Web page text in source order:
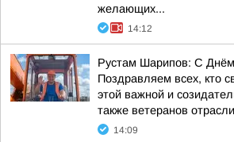
желающих...
14:12
Рустам Шарипов: С Днём
Поздравляем всех, кто
этой важной и
также ветеранов отрасли
14:09